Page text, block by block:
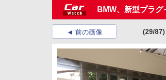
BMW、新型プラ
前の画像 (29/87)